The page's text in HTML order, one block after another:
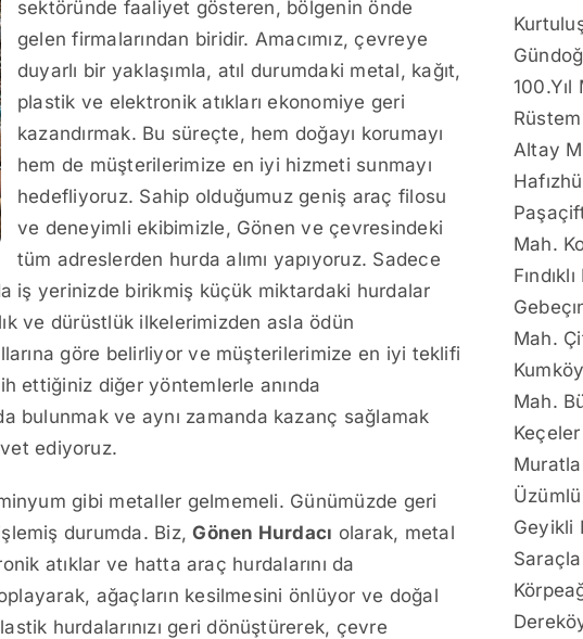
sektöründe faaliyet gösteren, bölgenin önde
gelen firmalarından biridir. Amacımız, çevreye
duyarlı bir yaklaşımla, atıl durumdaki metal, kağıt,
plastik ve elektronik atıkları ekonomiye geri
kazandırmak. Bu süreçte, hem doğayı korumayı
hem de müşterilerimize en iyi hizmeti sunmayı
hedefliyoruz. Sahip olduğumuz geniş araç filosu
ve deneyimli ekibimizle, Gönen ve çevresindeki
tüm adreslerden hurda alımı yapıyoruz. Sadece
iş yerinizde birikmiş küçük miktardaki hurdalar
ve dürüstlük ilkelerimizden asla ödün
göre belirliyor ve müşterilerimize en iyi teklifi
ettiğiniz diğer yöntemlerle anında
bulunmak ve aynı zamanda kazanç sağlamak
ediyoruz.
gibi metaller gelmemeli. Günümüzde geri
durumda. Biz,Gönen Hurdacı olarak, metal
atıklar ve hatta araç hurdalarını da
ağaçların kesilmesini önlüyor ve doğal
hurdalarınızı geri dönüştürerek, çevre
Altay
Mah.
Mah.
Mah.
Geyikli